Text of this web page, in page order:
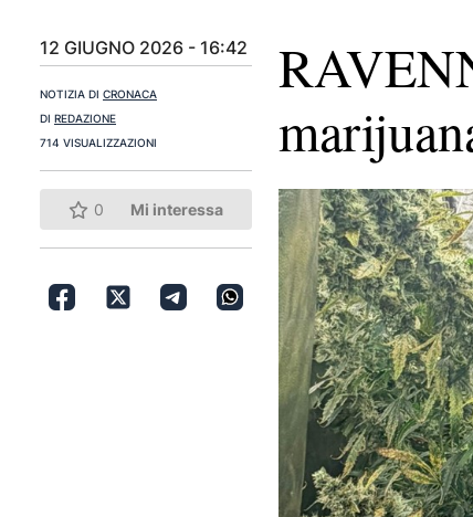
12 GIUGNO 2026 - 16:42
NOTIZIA DI CRONACA
DI REDAZIONE
714 VISUALIZZAZIONI
0 Mi interessa